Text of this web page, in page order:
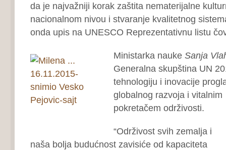
da je najvažniji korak zaštita nematerijalne
nacionalnom nivou i stvaranje kvalitetnog
onda upis na UNESCO Reprezentativnu listu
Ministarka nauke Sanja
Generalna skupština UN
tehnologiju i inovacije
globalnog razvoja i vitalnim
pokretačem održivosti.
“Održivost svih zemalja i
naša bolja budućnost zavisiće od kapaciteta